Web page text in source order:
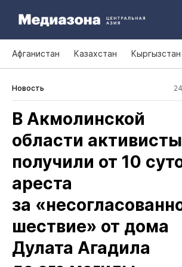
Афганистан Казахстан Кыргызстан
Новость
В Акмолинской
области активисты
получили от 10
ареста
за
шествие» от дома
Дулата Агадила